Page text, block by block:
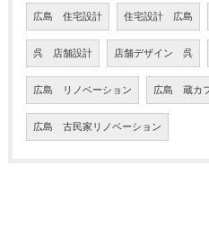
広島 住宅設計 住宅設計 広島
呉 店舗設計 店舗デザイン 呉
広島 リノベーション 広島 蔵カ
広島 古民家リノベーション